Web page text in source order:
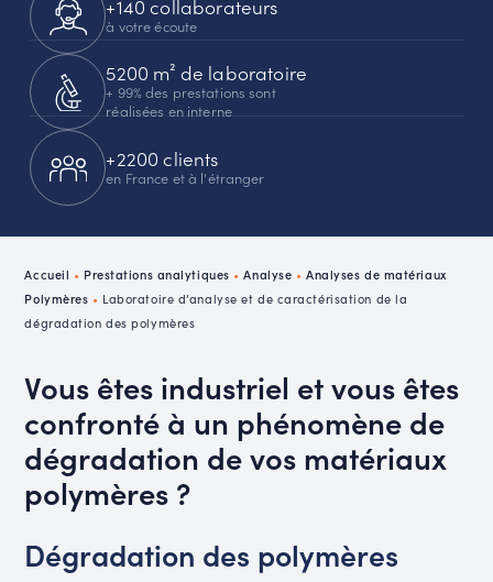
+140 collaborateurs
à votre écoute
5200 m² de laboratoire
+ 99% des prestations sont
réalisées en interne
+2200 clients
en France et à l'étranger
Accueil • Prestations analytiques •Analyse • Analyses de matériaux
Polymères • Laboratoire d’analyse et de caractérisation de la
dégradation des polymères
Vous êtes industriel et vous êtes
confronté à un phénomène de
dégradation de vos matériaux
polymères ?
Dégradation des polymères